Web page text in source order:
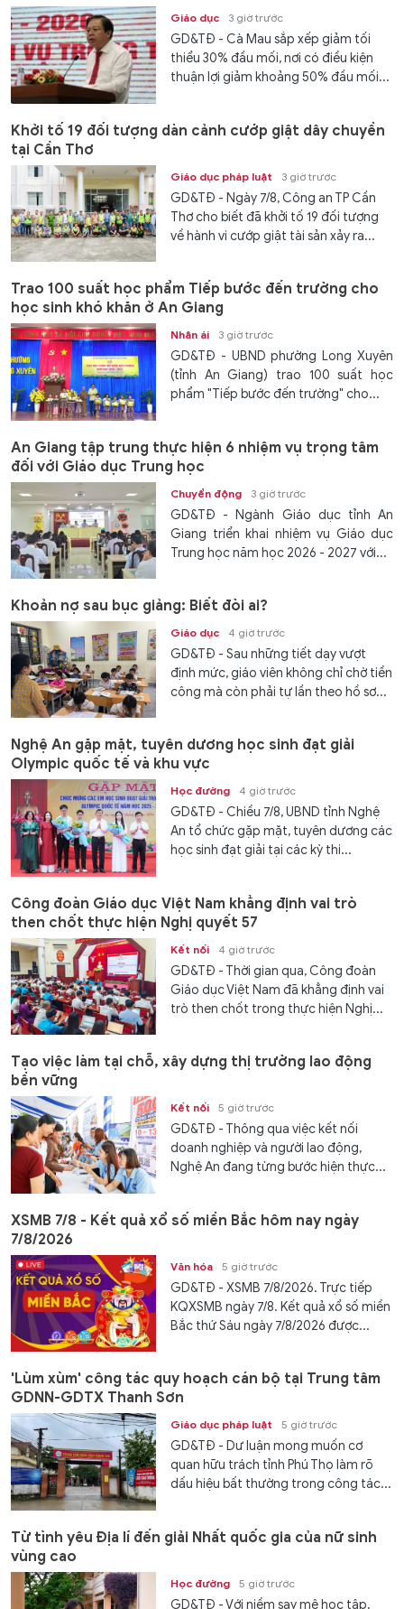
Giáo dục 3 giờ trước
GD&TĐ - Cà Mau sắp xếp giảm tối
thiểu 30% đầu mối, nơi có điều kiện
thuận lợi giảm khoảng 50% đầu mối...
Khởi tố 19 đối tượng dàn cảnh cướp giật dây chuyền
tại Cần Thơ
Giáo dục pháp luật 3 giờ trước
GD&TĐ - Ngày 7/8, Công an TP Cần
Thơ cho biết đã khởi tố 19 đối tượng
về hành vi cướp giật tài sản xảy ra...
Trao 100 suất học phẩm Tiếp bước đến trường cho
học sinh khó khăn ở An Giang
Nhân ái 3 giờ trước
GD&TĐ - UBND phường Long Xuyên
(tỉnh An Giang) trao 100 suất học
phẩm "Tiếp bước đến trường" cho...
An Giang tập trung thực hiện 6 nhiệm vụ trọng tâm
đối với Giáo dục Trung học
Chuyển động 3 giờ trước
GD&TĐ - Ngành Giáo dục tỉnh An
Giang triển khai nhiệm vụ Giáo dục
Trung học năm học 2026 - 2027 với...
Khoản nợ sau bục giảng: Biết đòi ai?
Giáo dục 4 giờ trước
GD&TĐ - Sau những tiết dạy vượt
định mức, giáo viên không chỉ chờ tiền
công mà còn phải tự lần theo hồ sơ...
Nghệ An gặp mặt, tuyên dương học sinh đạt giải
Olympic quốc tế và khu vực
Học đường 4 giờ trước
GD&TĐ - Chiều 7/8, UBND tỉnh Nghệ
An tổ chức gặp mặt, tuyên dương các
học sinh đạt giải tại các kỳ thi...
Công đoàn Giáo dục Việt Nam khẳng định vai trò
then chốt thực hiện Nghị quyết 57
Kết nối 4 giờ trước
GD&TĐ - Thời gian qua, Công đoàn
Giáo dục Việt Nam đã khẳng định vai
trò then chốt trong thực hiện Nghị...
Tạo việc làm tại chỗ, xây dựng thị trường lao động
bền vững
Kết nối 5 giờ trước
GD&TĐ - Thông qua việc kết nối
doanh nghiệp và người lao động,
Nghệ An đang từng bước hiện thực...
XSMB 7/8 - Kết quả xổ số miền Bắc hôm nay ngày
7/8/2026
Văn hóa 5 giờ trước
GD&TĐ - XSMB 7/8/2026. Trực tiếp
KQXSMB ngày 7/8. Kết quả xổ số miền
Bắc thứ Sáu ngày 7/8/2026 được...
'Lùm xùm' công tác quy hoạch cán bộ tại Trung tâm
GDNN-GDTX Thanh Sơn
Giáo dục pháp luật 5 giờ trước
GD&TĐ - Dư luận mong muốn cơ
quan hữu trách tỉnh Phú Thọ làm rõ
dấu hiệu bất thường trong công tác...
Từ tình yêu Địa lí đến giải Nhất quốc gia của nữ sinh
vùng cao
Học đường 5 giờ trước
GD&TĐ - Với niềm say mê học tập,